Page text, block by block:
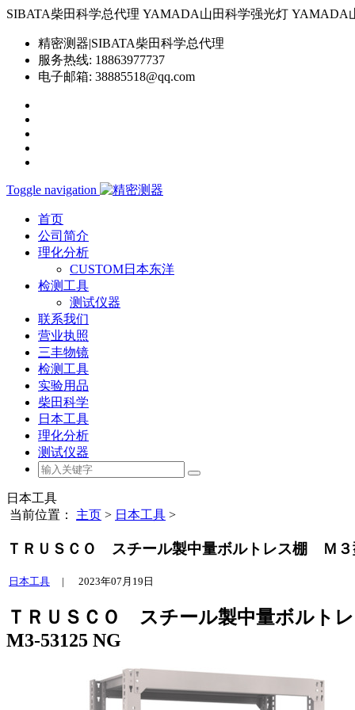
SIBATA柴田科学总代理 YAMADA山田科学强光灯 YAMADA
精密测器|SIBATA柴田科学总代理
服务热线: 18863977737
电子邮箱: 38885518@qq.com
Toggle navigation
首页
公司简介
理化分析
CUSTOM日本东洋
检测工具
测试仪器
联系我们
营业执照
三丰物镜
检测工具
实验用品
柴田科学
日本工具
理化分析
测试仪器
日本工具
当前位置： 主页 > 日本工具 >
ＴＲＵＳＣＯ スチール製中量ボルトレス棚
日本工具 | 2023年07月19日
ＴＲＵＳＣＯ スチール製中量ボル
M3-53125 NG